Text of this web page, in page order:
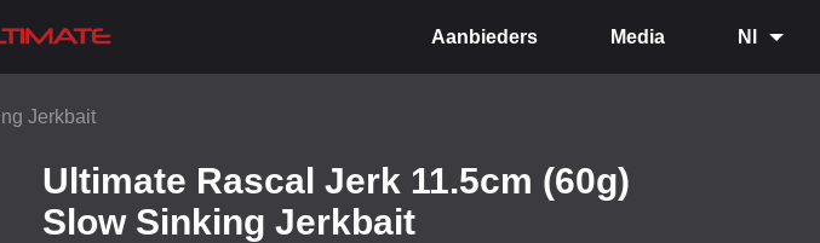
Aanbieders Media Nl
Jerkbait
Ultimate Rascal Jerk 11.5cm (60g)
Slow Sinking Jerkbait